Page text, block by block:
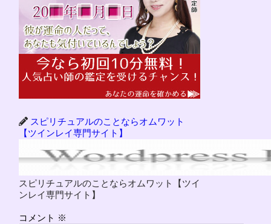
スピリチュアルのことならオムワット
【ツインレイ専門サイト】
スピリチュアルのことならオムワット【ツイ
ンレイ専門サイト】
コメント ※